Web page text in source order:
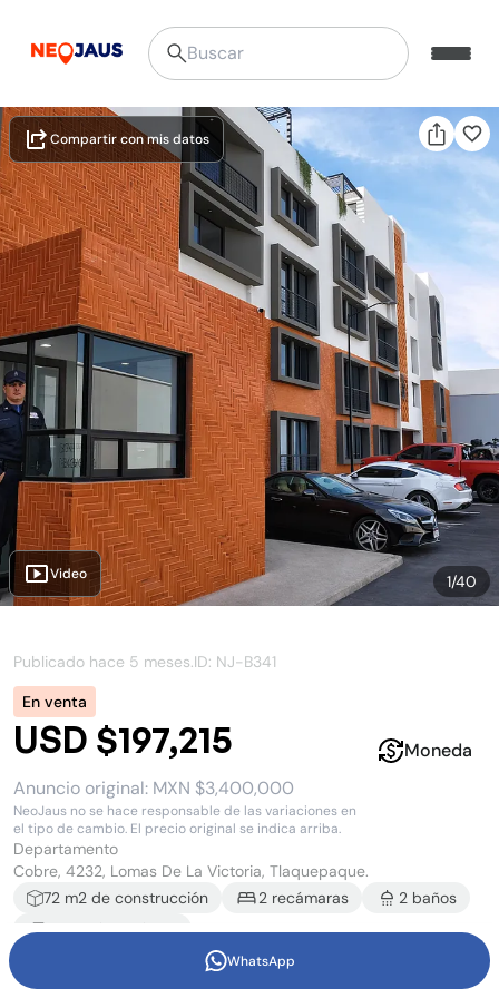
1/40
Video
Compartir con mis datos
Publicado hace 5 meses.ID: NJ-B341
En venta
USD $197,215
Anuncio original: MXN $3,400,000
NeoJaus no se hace responsable de las variaciones en
el tipo de cambio. El precio original se indica arriba.
Moneda
Departamento
Cobre, 4232, Lomas De La Victoria, Tlaquepaque.
72 m2 de construcción 2 recámaras 2 baños
1estacionamiento
WhatsApp